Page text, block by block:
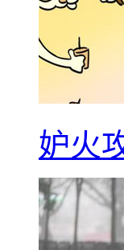
妒火